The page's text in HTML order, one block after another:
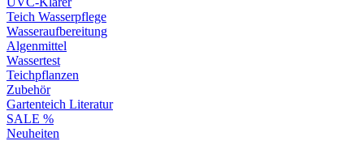
Teich Wasserpflege
Wasseraufbereitung
Algenmittel
Wassertest
Teichpflanzen
Zubehör
Gartenteich Literatur
SALE %
Neuheiten